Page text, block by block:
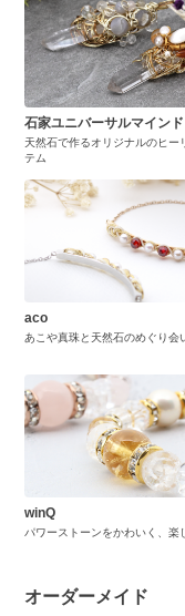
石家ユニバーサルマインド
天然石で作るオリジナルのヒー
テム
aco
あこや真珠と天然石のめぐり会
winQ
パワーストーンをかわいく、楽
オーダーメイド